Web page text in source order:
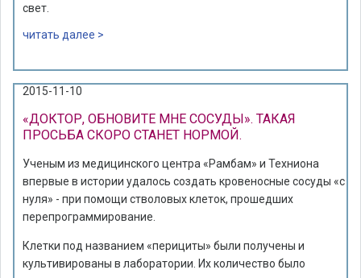
свет.
читать далее >
2015-11-10
«ДОКТОР, ОБНОВИТЕ МНЕ СОСУДЫ». ТАКАЯ
ПРОСЬБА СКОРО СТАНЕТ НОРМОЙ.
Ученым из медицинского центра «Рамбам» и Техниона
впервые в истории удалось создать кровеносные сосуды «с
нуля» - при помощи стволовых клеток, прошедших
перепрограммирование.
Клетки под названием «перициты» были получены и
культивированы в лаборатории. Их количество было